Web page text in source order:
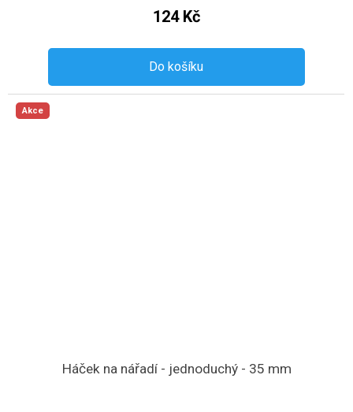
124 Kč
Do košíku
Akce
Háček na nářadí - jednoduchý - 35 mm